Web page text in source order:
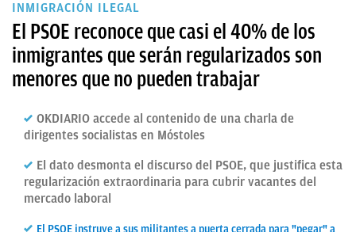
INMIGRACIÓN ILEGAL
El PSOE reconoce que casi el 40% de los
inmigrantes que serán regularizados son
menores que no pueden trabajar
OKDIARIO accede al contenido de una charla de
dirigentes socialistas en Móstoles
El dato desmonta el discurso del PSOE, que justifica esta
regularización extraordinaria para cubrir vacantes del
mercado laboral
El PSOE instruye a sus militantes a puerta cerrada para "pegar" a